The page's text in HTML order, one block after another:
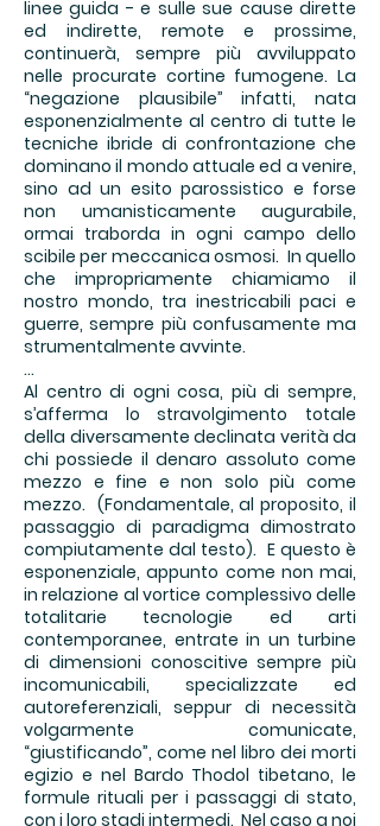
linee guida - e sulle sue cause dirette
ed indirette, remote e prossime,
continuerà, sempre più avviluppato
nelle procurate cortine fumogene. La
“negazione plausibile” infatti, nata
esponenzialmente al centro di tutte le
tecniche ibride di confrontazione che
dominano il mondo attuale ed a venire,
sino ad un esito parossistico e forse
non umanisticamente augurabile,
ormai traborda in ogni campo dello
scibile per meccanica osmosi. In quello
che impropriamente chiamiamo il
nostro mondo, tra inestricabili paci e
guerre, sempre più confusamente ma
strumentalmente avvinte.
...
Al centro di ogni cosa, più di sempre,
s’afferma lo stravolgimento totale
della diversamente declinata verità da
chi possiede il denaro assoluto come
mezzo e fine e non solo più come
mezzo. (Fondamentale, al proposito, il
passaggio di paradigma dimostrato
compiutamente dal testo). E questo è
esponenziale, appunto come non mai,
in relazione al vortice complessivo delle
totalitarie tecnologie ed arti
contemporanee, entrate in un turbine
di dimensioni conoscitive sempre più
incomunicabili, specializzate ed
autoreferenziali, seppur di necessità
volgarmente comunicate,
“giustificando”, come nel libro dei morti
egizio e nel Bardo Thodol tibetano, le
formule rituali per i passaggi di stato,
con i loro stadi intermedi. Nel caso a noi